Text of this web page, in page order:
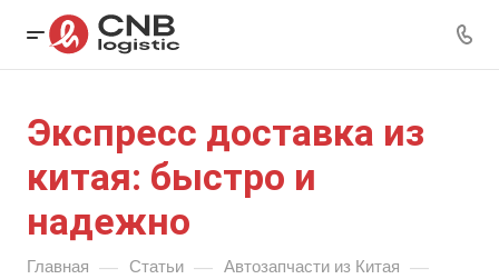
Экспресс доставка из
китая: быстро и
надежно
Главная — Статьи — Автозапчасти из Китая —